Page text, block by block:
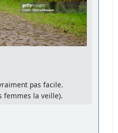
pas facile.
femmes la veille).